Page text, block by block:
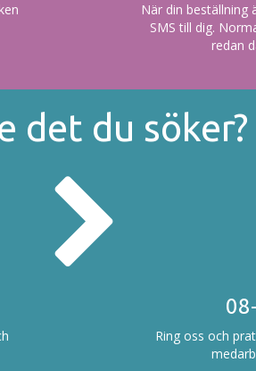
När din beställning
SMS till dig.
redan
det du söker?
Ring oss och